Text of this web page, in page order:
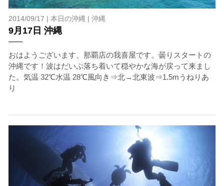
2014/09/17 | 本日の沖縄 | 沖縄
9月17日 沖縄
おはようございます、那覇店の我喜屋です。曇りスタートの
沖縄です！波はだいぶ落ち着いて穏やかな海が戻って来まし
た。気温 32℃水温 28℃風向き⇒北→北東波⇒1.5mうねりあ
り